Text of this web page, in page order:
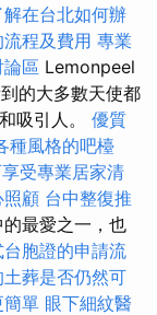
解在台北如何辦
程及費用 專業
區 Lemonpeel
的大多數天使都
吸引人。 優質
種風格的吧檯
受專業居家清
照顧 台中整復推
最愛之一，也
台胞證的申請流
葬是否仍然可
簡單 眼下細紋醫